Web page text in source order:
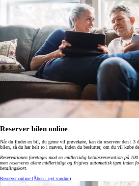
Reserver bilen online
Når du finder en bil, du gerne vil prøvekøre, kan du reservere den i
bilen, så du har helt ro i maven, inden du beslutter, om du vil købe
Reservationen foretages mod en midlertidig beløbsreservation på
men reserveres alene midlertidigt og frigives automatisk igen inden
betalingskort.
Reserver online (Åben i nyt vindue)